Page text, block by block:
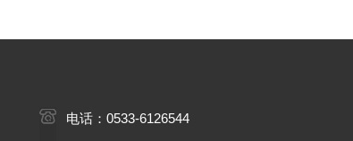
电话：0533-6126544